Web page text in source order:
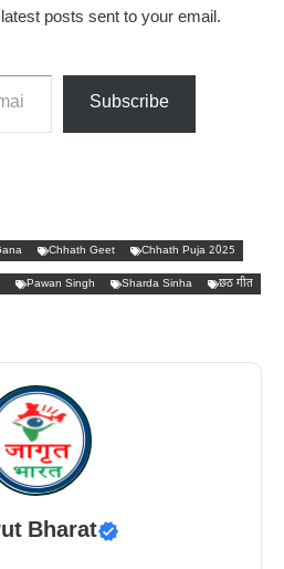
posts sent to your email.
Subscribe
Chhath Geet Chhath Puja 2025
Pawan Singh Sharda Sinha छठ गीत
Bharat